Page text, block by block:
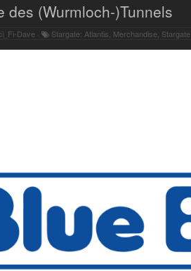
des (Wurmloch-)Tunnels
Dave · Stargate: Atlantis, Merchandise, Stargate